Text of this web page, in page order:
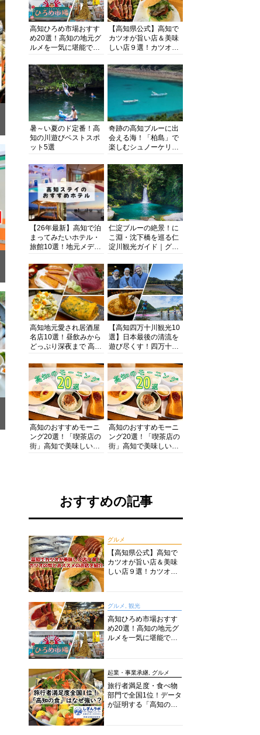
高知ひろめ市場おすす
め20選！高知の地元グ
ルメを一気に堪能でき
底解剖
【高知県公式】高知で
カツオが旨い店＆美味
しい店９選！カツオの
紹介
暑～い夏のド定番！高
知の川遊びベストスポ
ット5選
奇跡の高知ブルーに出
会える海！「柏島」で
楽しむシュノーケリン
浴にキャンプまで透明
度抜群の海の楽園を徹
底紹介
【26年最新】高知で泊
まってみたいホテル・
旅館10選！地元メディ
厳選
仁淀ブルーの絶景！に
こ淵・沈下橋を巡る仁
淀川観光ガイド｜グル
まで完全網羅！
高知地元愛され居酒屋
名店10選！昼飲みから
どっぷり深夜まで 高知
知グルメPro】
【高知四万十川観光10
選】日本最後の清流を
遊び尽くす！四万十川
を網羅したおすすめガ
イド
高知のおすすめモーニ
ング20選！「喫茶店の
街」高知で美味しい喫
高知のおすすめモーニ
ング20選！「喫茶店の
街」高知で美味しい喫
おすすめの記事
グルメ
【高知県公式】高知で
カツオが旨い店＆美味
しい店９選！カツオの
グルメ, 観光
高知ひろめ市場おすす
め20選！高知の地元グ
ルメを一気に堪能でき
起業・事業承継, グルメ
旅行者満足度・食べ物
部門で全国1位！データ
が証明する「高知の